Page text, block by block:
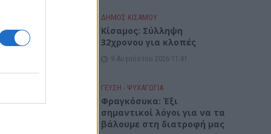
ΔΉΜΟΣ ΚΙΣΆΜΟΥ
Κίσαμος: Σύλληψη
32χρονου για κλοπές
9 Αυγούστου 2026 11:41
ΓΕΎΣΗ - ΨΥΧΑΓΩΓΊΑ
Φραγκόσυκα: Έξι
σημαντικοί λόγοι για να τα
βάλουμε στη διατροφή μας